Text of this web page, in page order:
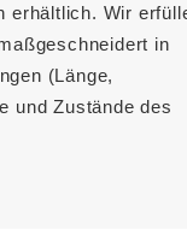
erhältlich. Wir
in
(Länge,
und Zustände des